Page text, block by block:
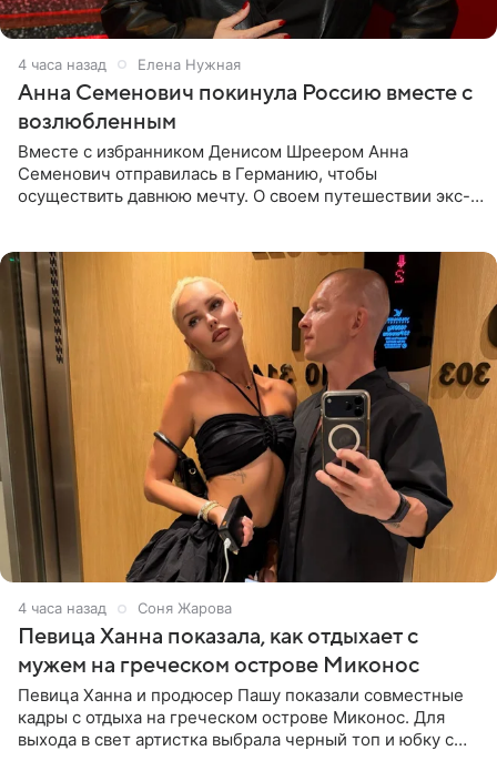
4 часа назад Елена Нужная
Анна Семенович покинула Россию вместе с
возлюбленным
Вместе с избранником Денисом Шреером Анна
Семенович отправилась в Германию, чтобы
осуществить давнюю мечту. О своем путешествии экс-
4 часа назад Соня Жарова
Певица Ханна показала, как отдыхает с
мужем на греческом острове Миконос
Певица Ханна и продюсер Пашу показали совместные
кадры с отдыха на греческом острове Миконос. Для
выхода в свет артистка выбрала черный топ и юбку с